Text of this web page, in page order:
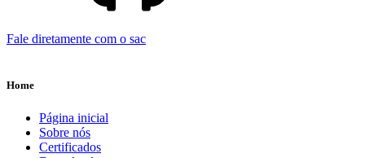
Fale diretamente com o sac
Home
Página inicial
Sobre nós
Certificados